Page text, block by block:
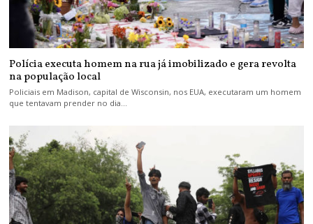
Polícia executa homem na rua já imobilizado e gera revolta
na população local
Policiais em Madison, capital de Wisconsin, nos EUA, executaram um homem
que tentavam prender no dia…